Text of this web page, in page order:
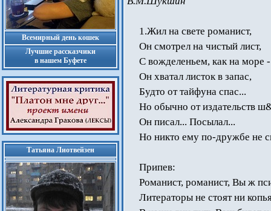
Всемирный день кошек
Лучшие рассказчики
в нашем Буфете
Татьяна Лиотвейзен
1.Жил на свете романист,
Он смотрел на чистый лист,
С вожделеньем, как на море
Он хватал листок в запас,
Будто от тайфуна спас...
Но обычно от издательств
Он писал... Посылал...
Но никто ему по-дружбе не
Припев:
Романист, романист, Вы ж
Литераторы не стоят ни